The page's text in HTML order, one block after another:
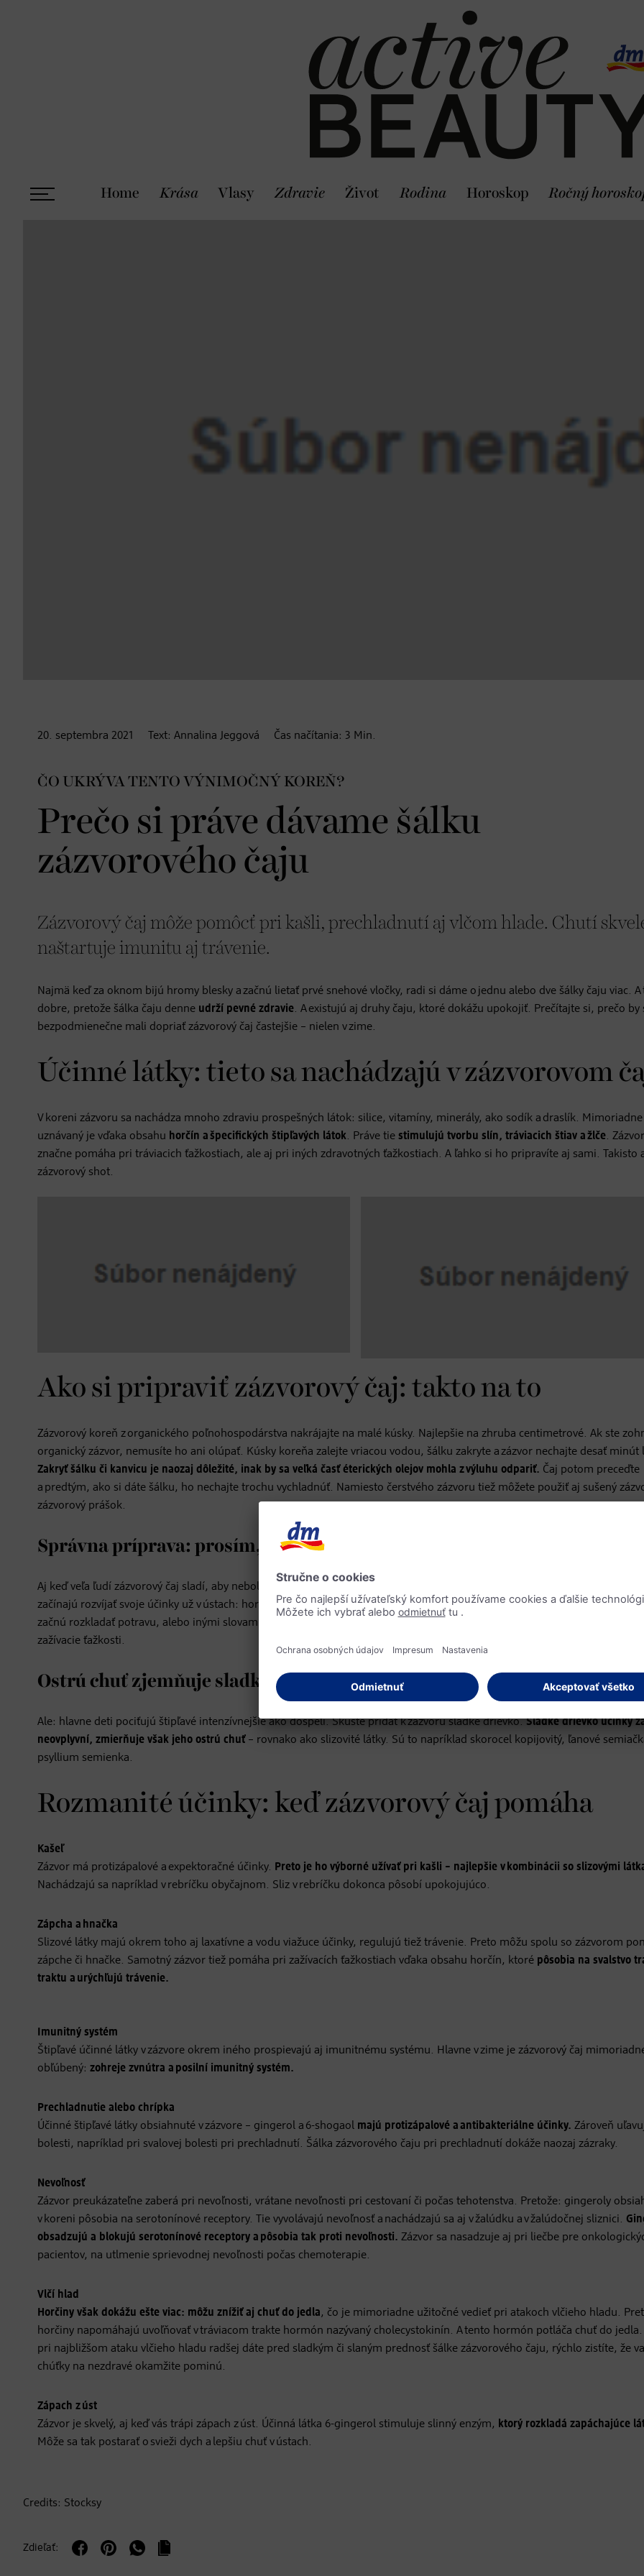
Home Krása Vlasy Zdravie Život Rodina Horoskop Ročný
20. septembra 2021 Text: Annalina Jeggová Čas načítania: 3 Min.
ČO UKRÝVA TENTO VÝNIMOČNÝ KOREŇ?
Prečo si práve dávame šálku
zázvorového čaju
Zázvorový čaj môže pomôcť pri kašli, prechladnutí aj vlčom hlade. Chutí
naštartuje imunitu aj trávenie.
Najmä keď za oknom bijú hromy blesky a začnú lietať prvé snehové vločky, radi si dáme o jednu alebo dve šálky čaju viac. A
dobre, pretože šálka čaju denne udrží pevné zdravie. A existujú aj druhy čaju, ktoré dokážu upokojiť. Prečítajte si, prečo by
bezpodmienečne mali dopriať zázvorový čaj častejšie – nielen v zime.
Účinné látky: tieto sa nachádzajú v zázvorovom
V koreni zázvoru sa nachádza mnoho zdraviu prospešných látok: silice, vitamíny, minerály, ako sodík a draslík. Mimoriadne
uznávaný je vďaka obsahu horčín a špecifických štipľavých látok. Práve tie stimulujú tvorbu slín, tráviacich štiav a žlče.
značne pomáha pri tráviacich ťažkostiach, ale aj pri iných zdravotných ťažkostiach. A ľahko si ho pripravíte aj sami. Takisto
zázvorový shot.
Ako si pripraviť zázvorový čaj: takto na to
Zázvorový koreň z organického poľnohospodárstva nakrájajte na malé kúsky. Najlepšie na zhruba centimetrové. Ak ste
organický zázvor, nemusíte ho ani olúpať. Kúsky koreňa zalejte vriacou vodou, šálku zakryte a zázvor nechajte desať minút
Zakryť šálku či kanvicu je naozaj dôležité, inak by sa veľká časť éterických olejov mohla z výluhu odpariť. Čaj potom preceďte
a predtým, ako si dáte šálku, ho nechajte trochu vychladnúť. Namiesto čerstvého zázvoru tiež môžete použiť aj sušený
zázvorový prášok.
Správna príprava: prosím, bez medu!
Aj keď veľa ľudí zázvorový čaj sladí, aby nebol tak štipľavý – skúste sa toho radšej zriecť.
začínajú rozvíjať svoje účinky už v ústach: horčiny pri žuvaní dráždia receptory na jazyku. A to stimuluje tvorbu slín. Enzýmy
začnú rozkladať potravu, alebo inými slovami – predtrávia ju. Dôležité je zázvorový čaj nesladiť práve vtedy, ak ho
zažívacie ťažkosti.
Ostrú chuť zjemňuje sladké drievko
Ale: hlavne deti pociťujú štipľavé intenzívnejšie ako dospelí. Skúste pridať k zázvoru sladké drievko.Sladké drievko účinky
neovplyvní, zmierňuje však jeho ostrú chuť– rovnako ako slizovité látky. Sú to napríklad skorocel kopijovitý, ľanové
psyllium semienka.
Rozmanité účinky: keď zázvorový čaj pomáha
Kašeľ
Zázvor má protizápalové a expektoračné účinky. Preto je ho výborné užívať pri kašli – najlepšie v kombinácii so slizovými
Nachádzajú sa napríklad v rebríčku obyčajnom. Sliz v rebríčku dokonca pôsobí upokojujúco.
Zápcha a hnačka
Slizové látky majú okrem toho aj laxatívne a vodu viažuce účinky, regulujú tiež trávenie. Preto môžu spolu so zázvorom
zápche či hnačke. Samotný zázvor tiež pomáha pri zažívacích ťažkostiach vďaka obsahu horčín, ktoré pôsobia na svalstvo
traktu a urýchľujú trávenie.
Imunitný systém
Štipľavé účinné látky v zázvore okrem iného prospievajú aj imunitnému systému. Hlavne v zime je zázvorový čaj
obľúbený: zohreje zvnútra a posilní imunitný systém.
Prechladnutie alebo chrípka
Účinné štipľavé látky obsiahnuté v zázvore – gingerol a 6-shogaol majú protizápalové a antibakteriálne účinky. Zároveň
bolesti, napríklad pri svalovej bolesti pri prechladnutí. Šálka zázvorového čaju pri prechladnutí dokáže naozaj zázraky.
Nevoľnosť
Zázvor preukázateľne zaberá pri nevoľnosti, vrátane nevoľnosti pri cestovaní či počas tehotenstva. Pretože: gingeroly
v koreni pôsobia na serotonínové receptory. Tie vyvolávajú nevoľnosť a nachádzajú sa aj v žalúdku a v žalúdočnej sliznici.
obsadzujú a blokujú serotonínové receptory a pôsobia tak proti nevoľnosti. Zázvor sa nasadzuje aj pri liečbe pre
pacientov, na utlmenie sprievodnej nevoľnosti počas chemoterapie.
Vlčí hlad
Horčiny však dokážu ešte viac: môžu znížiť aj chuť do jedla, čo je mimoriadne užitočné vedieť pri atakoch vlčieho hladu.
horčiny napomáhajú uvoľňovať v tráviacom trakte hormón nazývaný cholecystokinín. A tento hormón potláča chuť do jedla.
pri najbližšom ataku vlčieho hladu radšej dáte pred sladkým či slaným prednosť šálke zázvorového čaju, rýchlo zistíte, že
chúťky na nezdravé okamžite pominú.
Zápach z úst
Zázvor je skvelý, aj keď vás trápi zápach z úst. Účinná látka 6-gingerol stimuluje slinný enzým, ktorý rozkladá zapáchajúce
Môže sa tak postarať o svieži dych a lepšiu chuť v ústach.
Credits: Stocksy
Zdieľať: